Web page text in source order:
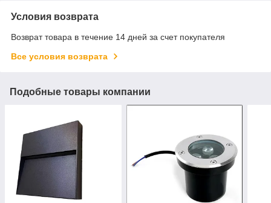
Условия возврата
Возврат товара в течение 14 дней за счет покупателя
Все условия возврата
Подобные товары компании